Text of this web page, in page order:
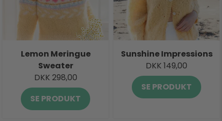
Lemon Meringue
Sweater
DKK 298,00
SE PRODUKT
Sunshine Impressions
DKK 149,00
SE PRODUKT